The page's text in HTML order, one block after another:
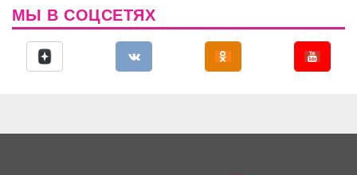
МЫ В СОЦСЕТЯХ